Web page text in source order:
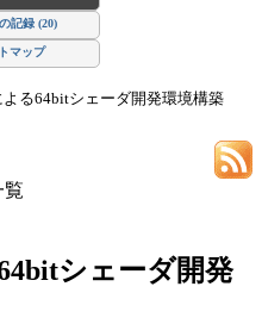
記録 (20)
マップ
よる64bitシェーダ開発環境構築
覧
シェーダ開発